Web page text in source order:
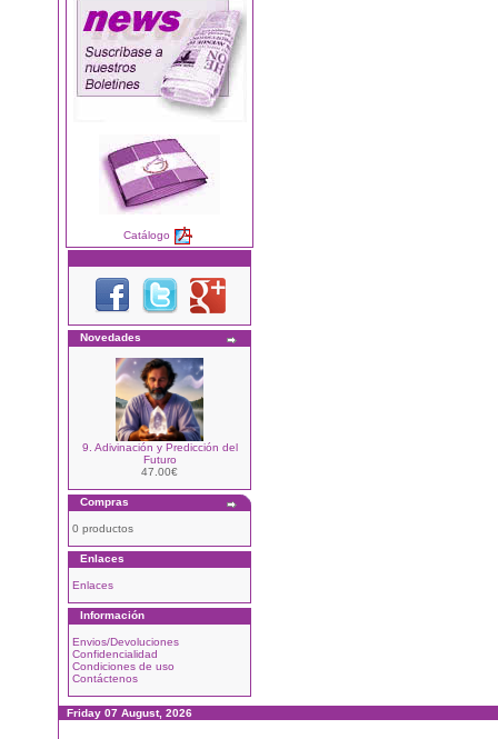
Catálogo
Novedades
9. Adivinación y Predicción del
Futuro
47.00€
Compras
0 productos
Enlaces
Enlaces
Información
Envios/Devoluciones
Confidencialidad
Condiciones de uso
Contáctenos
Friday 07 August, 2026